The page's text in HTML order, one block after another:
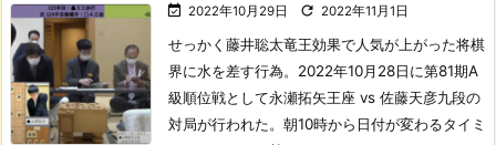
 2022年10月29日  2022年11月1日
せっかく藤井聡太竜王効果で人気が上がった将棋
界に水を差す行為。 2022年10月28日に第81期A
級順位戦として永瀬拓矢王座 vs 佐藤天彦九段の
対局が行われた。 朝10時から日付が変わるタイミ